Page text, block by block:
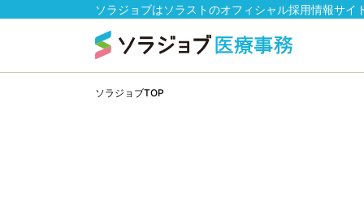
ソラジョブはソラストのオフィシャル採用情報サイ
ソラジョブTOP